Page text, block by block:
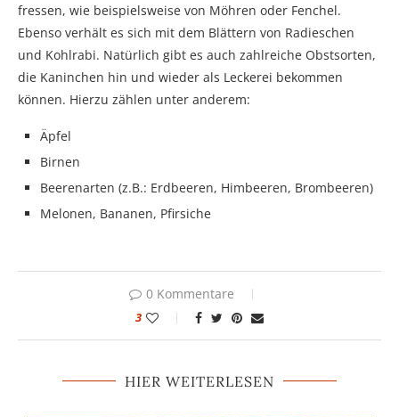
fressen, wie beispielsweise von Möhren oder Fenchel.
Ebenso verhält es sich mit dem Blättern von Radieschen
und Kohlrabi. Natürlich gibt es auch zahlreiche Obstsorten,
die Kaninchen hin und wieder als Leckerei bekommen
können. Hierzu zählen unter anderem:
Äpfel
Birnen
Beerenarten (z.B.: Erdbeeren, Himbeeren, Brombeeren)
Melonen, Bananen, Pfirsiche
0 Kommentare
3
HIER WEITERLESEN